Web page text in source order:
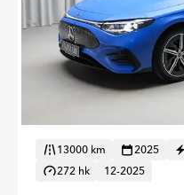
13000 km 2025
272 hk
12-2025